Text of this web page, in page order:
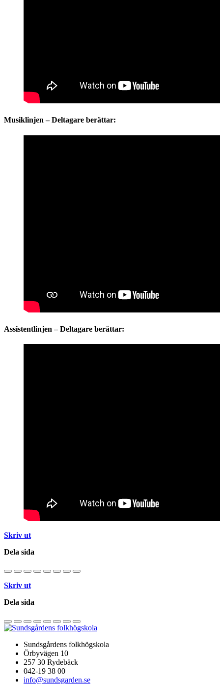
Musiklinjen – Deltagare berättar:
Assistentlinjen – Deltagare berättar:
Skriv ut
Dela sida
Skriv ut
Dela sida
Sundsgårdens folkhögskola
Örbyvägen 10
257 30 Rydebäck
042-19 38 00
info@sundsgarden.se